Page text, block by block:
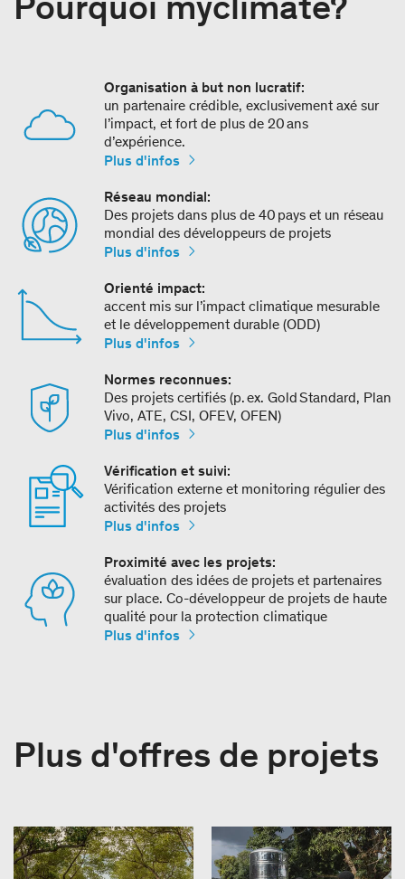
Organisation à but non lucratif:
un partenaire crédible, exclusivement axé sur
l’impact, et fort de plus de 20 ans
d’expérience.
Plus d'infos
Réseau mondial:
Des projets dans plus de 40 pays et un réseau
mondial des développeurs de projets
Plus d'infos
Orienté impact:
accent mis sur l’impact climatique mesurable
et le développement durable (ODD)
Plus d'infos
Normes reconnues:
Des projets certifiés (p. ex. Gold Standard, Plan
Vivo, ATE, CSI, OFEV, OFEN)
Plus d'infos
Vérification et suivi:
Vérification externe et monitoring régulier des
activités des projets
Plus d'infos
Proximité avec les projets:
évaluation des idées de projets et partenaires
sur place. Co-développeur de projets de haute
qualité pour la protection climatique
Plus d'infos
Plus d'offres de projets